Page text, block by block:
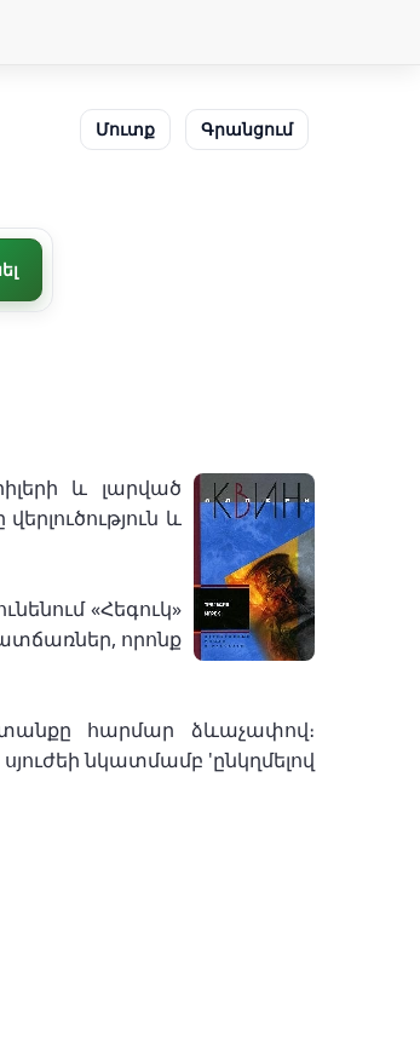
Մուտք Գրանցում
և լարված
և
«Հեգուկ»
որոնք
հարմար ձևաչափով։
նկատմամբ 'ընկղմելով